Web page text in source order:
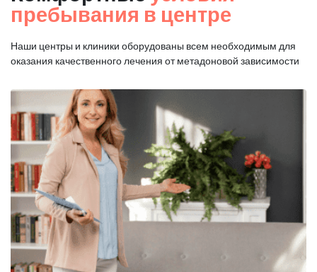
пребывания в центре
Наши центры и клиники оборудованы всем необходимым для
оказания качественного лечения от метадоновой зависимости